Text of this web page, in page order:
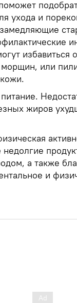
ухода и
избавиться
или
жиров
а также
и